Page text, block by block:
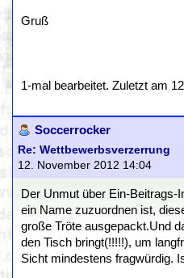
Gruß
1-mal bearbeitet. Zuletzt am
Soccerrocker
Re: Wettbewerbsverzerrung
12. November 2012 14:04
Der Unmut über Ein-
ein Name zuzuordnen ist,
große Tröte ausgepackt.Und
den Tisch bringt(!!!!!), um
Sicht mindestens fragwürdig.